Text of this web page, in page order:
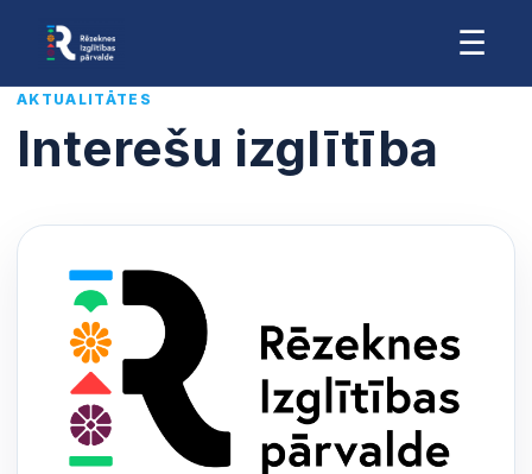
☰
AKTUALITĀTES
Interešu izglītība